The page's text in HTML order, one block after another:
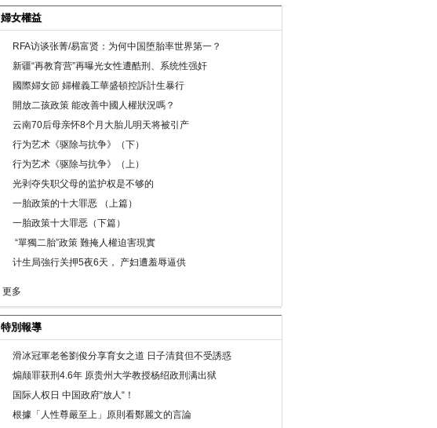
婦女權益
RFA访谈张菁/易富贤：为何中国堕胎率世界第一？
新疆“再教育营”再曝光女性遭酷刑、系统性强奸
國際婦女節 婦權義工華盛頓控訴計生暴行
開放二孩政策 能改善中國人權狀況嗎？
云南70后母亲怀8个月大胎儿明天将被引产
行为艺术《驱除与抗争》（下）
行为艺术《驱除与抗争》（上）
光剥夺失职父母的监护权是不够的
一胎政策的十大罪恶 （上篇）
一胎政策十大罪恶（下篇）
“單獨二胎”政策 難掩人權迫害現實
计生局強行关押5夜6天， 产妇遭羞辱逼供
更多
特別報導
滑冰冠軍老爸劉俊分享育女之道 日子清貧但不受誘惑
煽颠罪获刑4.6年 原贵州大学教授杨绍政刑满出狱
国际人权日 中国政府“放人“！
根據「人性尊嚴至上」原則看鄭麗文的言論